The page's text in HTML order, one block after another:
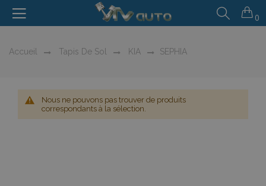
0
Accueil Tapis De Sol KIA SEPHIA
Nous ne pouvons pas trouver de produits
correspondants à la sélection.